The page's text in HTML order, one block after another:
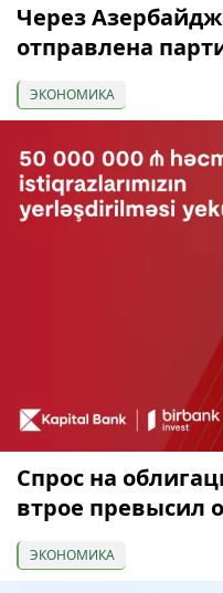
Через
отправлена
ЭКОНОМИКА
Спрос на
втрое превысил
ЭКОНОМИКА